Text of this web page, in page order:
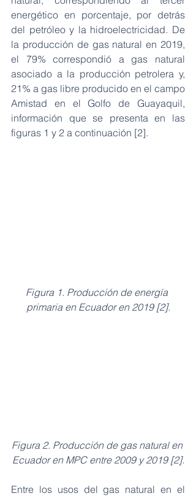
energético en porcentaje, por detrás
del petróleo y la hidroelectricidad. De
la producción de gas natural en 2019,
el 79% correspondió a gas natural
asociado a la producción petrolera y,
21% a gas libre producido en el campo
Amistad en el Golfo de Guayaquil,
información que se presenta en las
figuras 1 y 2 a continuación [2].
Figura 1. Producción de energía
primaria en Ecuador en 2019 [2].
Figura 2. Producción de gas natural en
Ecuador en MPC entre 2009 y 2019 [2].
Entre los usos del gas natural en el